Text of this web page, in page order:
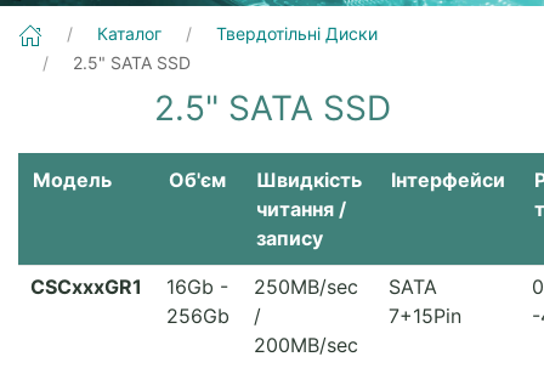
Каталог
Твердотільні Диски
2.5" SATA SSD
2.5" SATA SSD
Модель Об'єм
Швидкість
читання /
запису
Інтерфейси
CSCxxxGR1
16Gb -
256Gb
250MB/sec
/
200MB/sec
SATA
7+15Pin
-